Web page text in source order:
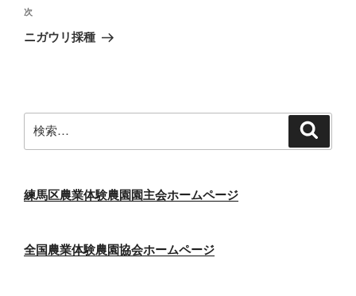
ビ
ゲ
ン
稿
次
の
次
ニガウリ採種
索:
練馬区農業体験農園園主会ホームページ
全国農業体験農園協会ホームページ